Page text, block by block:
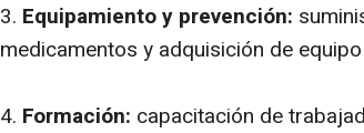
3. Equipamiento y prevención:
medicamentos y adquisición de
4. Formación: capacitación de